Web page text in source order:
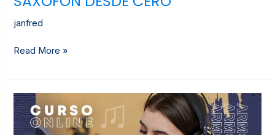
janfred
Read More »
ARMONIZA
TUS
CANCIONES